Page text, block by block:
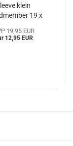
klein
19 x
19,95 EUR
12,95 EUR